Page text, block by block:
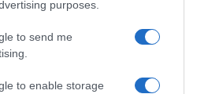
purposes.
to send me
to enable storage